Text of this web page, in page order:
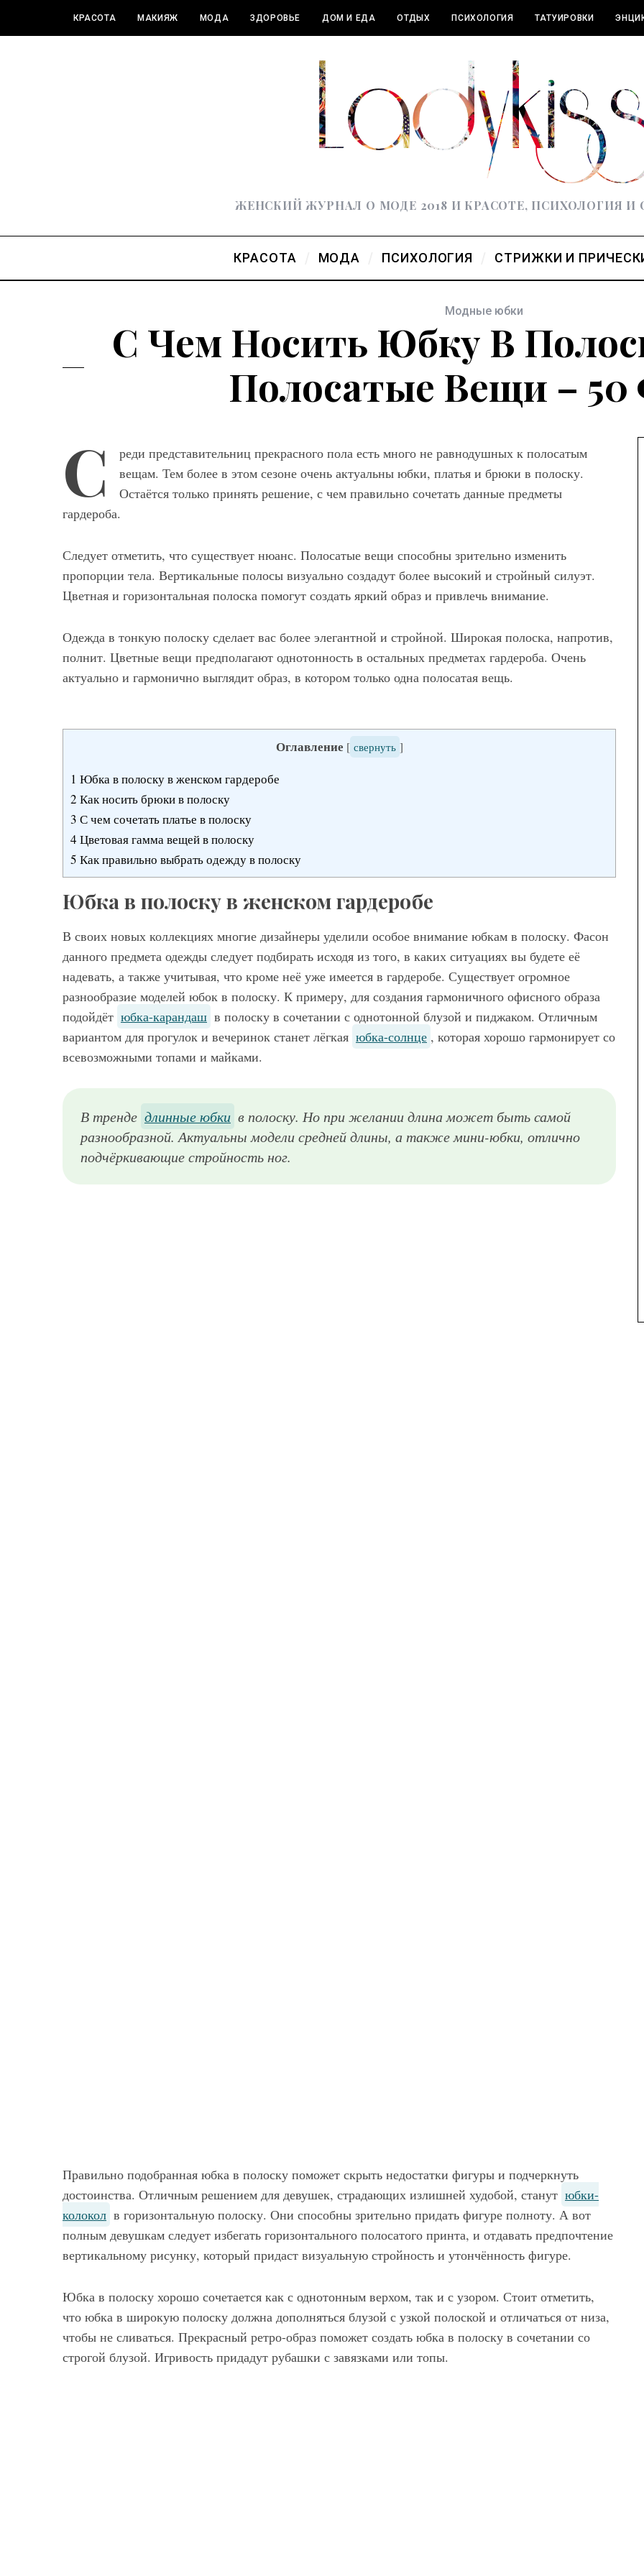
КРАСОТА МАКИЯЖ МОДА ЗДОРОВЬЕ ДОМ И ЕДА ОТДЫХ ПСИХОЛОГИЯ ТАТУИРОВКИ
ЖЕНСКИЙ ЖУРНАЛ О МОДЕ 2018 И КРАСОТЕ, ПСИХОЛОГИЯ
КРАСОТА МОДА ПСИХОЛОГИЯ СТРИЖКИ И
Модные юбки
С Чем Носить Юбку В
Полосатые Вещи –
С
реди представительниц прекрасного пола есть много не равнодушных к полосатым
вещам. Тем более в этом сезоне очень актуальны юбки, платья и брюки в полоску.
Остаётся только принять решение, с чем правильно сочетать данные предметы
гардероба.
Следует отметить, что существует нюанс. Полосатые вещи способны зрительно изменить
пропорции тела. Вертикальные полосы визуально создадут более высокий и стройный силуэт.
Цветная и горизонтальная полоска помогут создать яркий образ и привлечь внимание.
Одежда в тонкую полоску сделает вас более элегантной и стройной. Широкая полоска, напротив,
полнит. Цветные вещи предполагают однотонность в остальных предметах гардероба. Очень
актуально и гармонично выглядит образ, в котором только одна полосатая вещь.
Оглавление [ свернуть ]
1 Юбка в полоску в женском гардеробе
2 Как носить брюки в полоску
3 С чем сочетать платье в полоску
4 Цветовая гамма вещей в полоску
5 Как правильно выбрать одежду в полоску
Юбка в полоску в женском гардеробе
В своих новых коллекциях многие дизайнеры уделили особое внимание юбкам в полоску. Фасон
данного предмета одежды следует подбирать исходя из того, в каких ситуациях вы будете её
надевать, а также учитывая, что кроме неё уже имеется в гардеробе. Существует огромное
разнообразие моделей юбок в полоску. К примеру, для создания гармоничного офисного образа
подойдёт юбка-карандаш в полоску в сочетании с однотонной блузой и пиджаком. Отличным
вариантом для прогулок и вечеринок станет лёгкая юбка-солнце , которая хорошо гармонирует со
всевозможными топами и майками.
В тренде длинные юбки в полоску. Но при желании длина может быть самой
разнообразной. Актуальны модели средней длины, а также мини-юбки, отлично
подчёркивающие стройность ног.
Правильно подобранная юбка в полоску поможет скрыть недостатки фигуры и подчеркнуть
достоинства. Отличным решением для девушек, страдающих излишней худобой, станут юбки-
колокол в горизонтальную полоску. Они способны зрительно придать фигуре полноту. А вот
полным девушкам следует избегать горизонтального полосатого принта, и отдавать предпочтение
вертикальному рисунку, который придаст визуальную стройность и утончённость фигуре.
Юбка в полоску хорошо сочетается как с однотонным верхом, так и с узором. Стоит отметить,
что юбка в широкую полоску должна дополняться блузой с узкой полоской и отличаться от низа,
чтобы не сливаться. Прекрасный ретро-образ поможет создать юбка в полоску в сочетании со
строгой блузой. Игривость придадут рубашки с завязками или топы.
Мода
Модные фасоны женских